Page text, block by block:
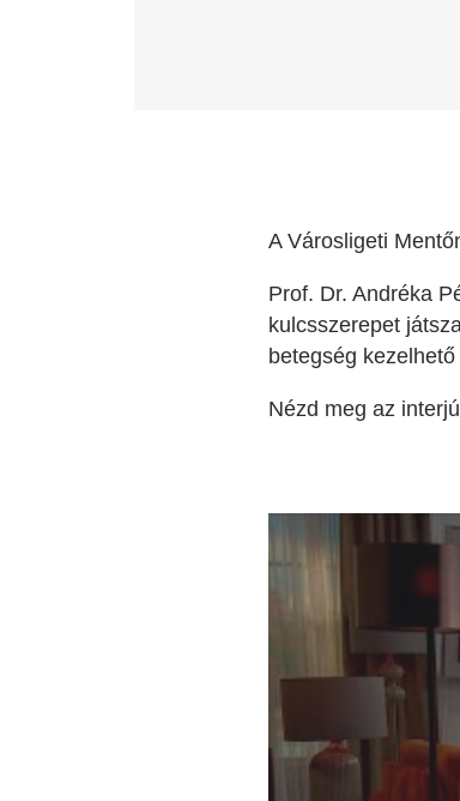
A Városligeti
Prof. Dr. Andréka
kulcsszerepet
betegség
Nézd meg az